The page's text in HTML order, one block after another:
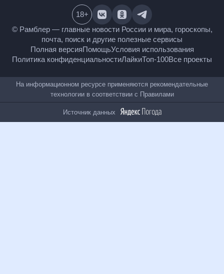
© Рамблер — главные новости России и мира,
гороскопы, почта, поиск и другие полезные сервисы
Полная версияПомощьУсловия использования
Политика конфиденциальностиЛайкиТоп-100
18+
На информационном ресурсе применяются
рекомендательные технологии в соответствии сПравилами
Источник данных